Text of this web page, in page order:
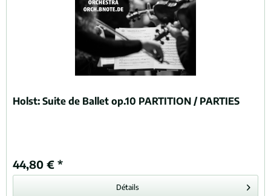
Holst:Suite de Ballet op.10 PARTITION / PARTIES
44,80 € *
Détails